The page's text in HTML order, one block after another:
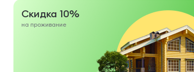
Скидка 10%
на проживание